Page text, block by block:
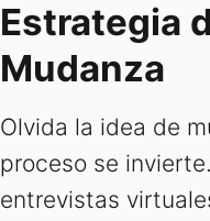
Estrategia
Mudanza
Olvida la idea de
proceso se
entrevistas